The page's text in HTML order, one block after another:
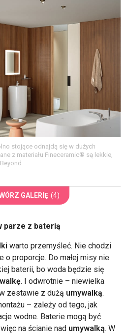
stojące odnajdą się w dużych
z materiału Fineceramic® są lekkie,
GALERIĘ (4)
parze z baterią
warto przemyśleć. Nie chodzi
proporcje. Do małej misy nie
baterii, bo woda będzie się
. I odwrotnie – niewielka
zestawie z dużą umywalką.
– zależy od tego, jak
wodne. Baterie mogą być
na ścianie nad umywalką. W